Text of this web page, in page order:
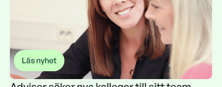
Läs nyhet